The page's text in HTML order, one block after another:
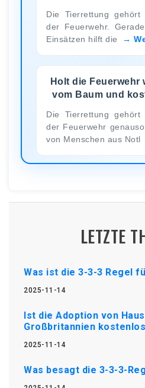
Die Tierrettung
der Feuerwehr.
Einsätzen hilft die
Holt die Feuerwehr
vom Baum und
Die Tierrettung
der Feuerwehr
von Menschen aus Notl
LETZTE
Was ist die 3-3-3 Regel
2025-11-14
Ist die Adoption von
Großbritannien
2025-11-14
Was besagt die 3-3-3-